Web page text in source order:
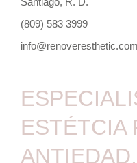
(809) 583 3999
info@renoveresthetic.com
ESTÉTCIA
ANTIEDAD.